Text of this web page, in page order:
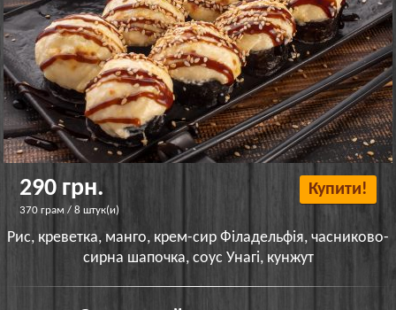
290 грн.
370 грам / 8 штук(и)
Купити!
Рис, креветка, манго, крем-сир Філадельфія, часниково-
сирна шапочка, соус Унагі, кунжут